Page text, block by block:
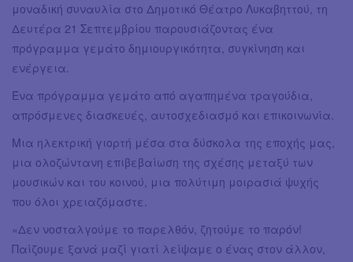
μοναδική συναυλία στο Δημοτικό Θέατρο Λυκαβηττού, τη
Δευτέρα 21 Σεπτεμβρίου παρουσιάζοντας ένα
πρόγραμμα γεμάτο δημιουργικότητα, συγκίνηση και
ενέργεια.
Ένα πρόγραμμα γεμάτο από αγαπημένα τραγούδια,
απρόσμενες διασκευές, αυτοσχεδιασμό και επικοινωνία.
Μια ηλεκτρική γιορτή μέσα στα δύσκολα της εποχής μας,
μια ολοζώντανη επιβεβαίωση της σχέσης μεταξύ των
μουσικών και του κοινού, μια πολύτιμη μοιρασιά ψυχής
που όλοι χρειαζόμαστε.
«Δεν νοσταλγούμε το παρελθόν, ζητούμε το παρόν!
Παίζουμε ξανά μαζί γιατί λείψαμε ο ένας στον άλλον,